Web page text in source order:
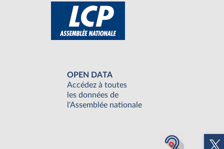
OPEN DATA
Accédez à toutes
les données de
l'Assemblée nationale